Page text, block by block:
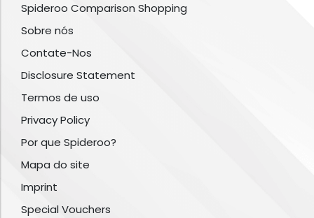
Spideroo Comparison Shopping
Sobre nós
Contate-Nos
Disclosure Statement
Termos de uso
Privacy Policy
Por que Spideroo?
Mapa do site
Imprint
Special Vouchers